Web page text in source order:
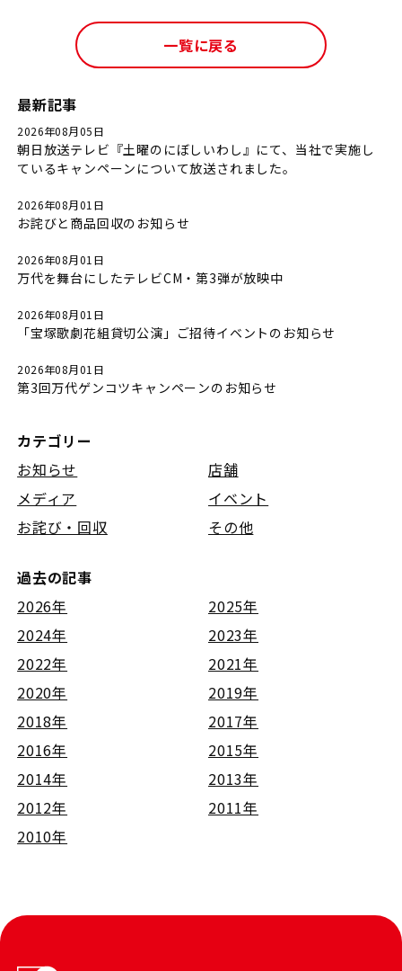
一覧に戻る
最新記事
2026年08月05日
朝日放送テレビ『土曜のにぼしいわし』にて、当社で実施し
ているキャンペーンについて放送されました。
2026年08月01日
お詫びと商品回収のお知らせ
2026年08月01日
万代を舞台にしたテレビCM・第3弾が放映中
2026年08月01日
「宝塚歌劇花組貸切公演」ご招待イベントのお知らせ
2026年08月01日
第3回万代ゲンコツキャンペーンのお知らせ
カテゴリー
お知らせ
店舗
メディア
イベント
お詫び・回収
その他
過去の記事
2026年
2025年
2024年
2023年
2022年
2021年
2020年
2019年
2018年
2017年
2016年
2015年
2014年
2013年
2012年
2011年
2010年